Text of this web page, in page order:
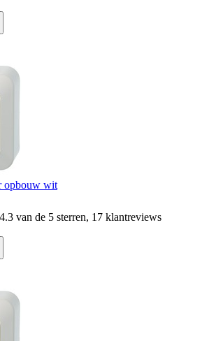
opbouw wit
van de 5 sterren, 17 klantreviews